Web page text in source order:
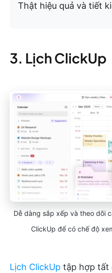
Thật hiệu quả và tiết
3. Lịch ClickUp
Dễ dàng sắp xếp và theo dõi
ClickUp để có chế độ
Lịch ClickUp tập hợp tất